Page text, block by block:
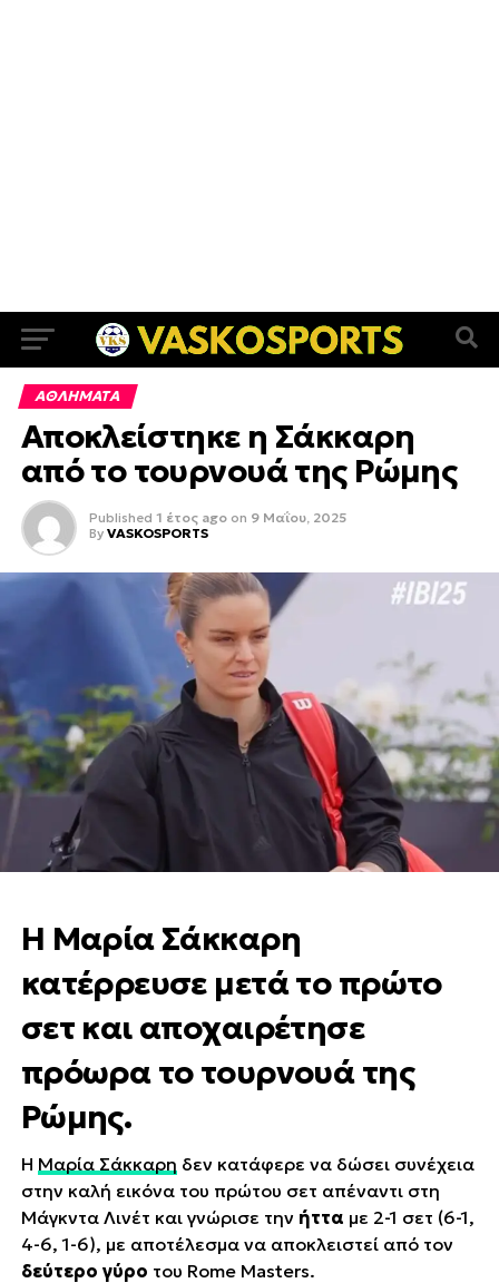
ΑΘΛΗΜΑΤΑ
Αποκλείστηκε η Σάκκαρη
από το τουρνουά της Ρώμης
Published 1 έτος ago on 9 Μαΐου, 2025
By VASKOSPORTS
Η Μαρία Σάκκαρη
κατέρρευσε μετά το πρώτο
σετ και αποχαιρέτησε
πρόωρα το τουρνουά της
Ρώμης.
Η Μαρία Σάκκαρη δεν κατάφερε να δώσει συνέχεια
στην καλή εικόνα του πρώτου σετ απέναντι στη
Μάγκντα Λινέτ και γνώρισε την ήττα με 2-1 σετ (6-1,
4-6, 1-6), με αποτέλεσμα να αποκλειστεί από τον
δεύτερο γύρο του Rome Masters.